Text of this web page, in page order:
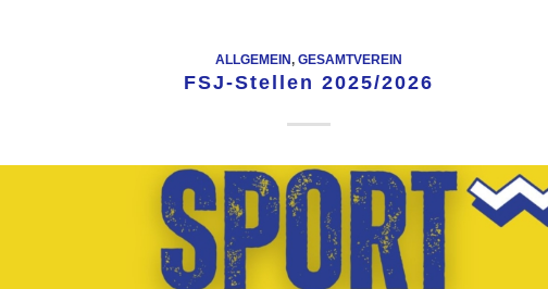
ALLGEMEIN, GESAMTVEREIN
FSJ-Stellen 2025/2026